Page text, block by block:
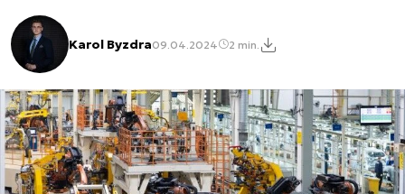
Karol Byzdra09.04.2024 2 min.